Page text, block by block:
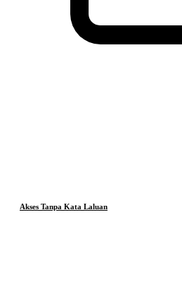
Akses Tanpa Kata Laluan